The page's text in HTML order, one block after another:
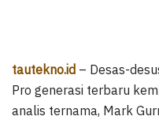
tautekno.id – Desas-
Pro generasi terbaru
analis ternama, Mark